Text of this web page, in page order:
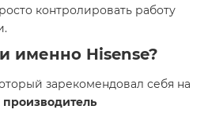
контролировать работу
именно Hisense?
зарекомендовал себя на
производитель